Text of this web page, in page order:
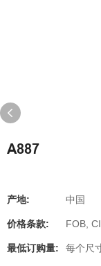
A887
产地: 中国
价格条款: FOB,
最低订购量: 每个尺